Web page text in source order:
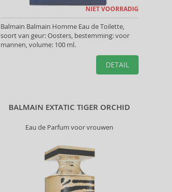
NIET VOORRADIG
Balmain Balmain Homme Eau de Toilette,
soort van geur: Oosters, bestemming: voor
mannen, volume: 100 ml.
DETAIL
BALMAIN EXTATIC TIGER ORCHID
Eau de Parfum voor vrouwen